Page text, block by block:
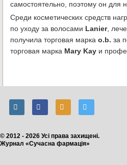
самостоятельно, поэтому он для
Среди косметических средств
по уходу за волосами Lanier,
получила торговая марка o.b. за
торговая марка Mary Kay и
© 2012 - 2026 Усі права захищені.
Журнал «Сучасна фармація»